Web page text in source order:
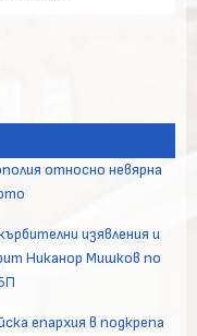
относно невярна
изявления и
Никанор Мишков по
епархия в подкрепа